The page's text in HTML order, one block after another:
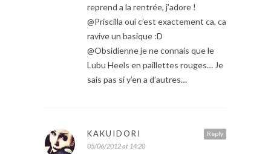
reprend a la rentrée, j’adore !
@Priscilla oui c’est exactement ca, ca
ravive un basique :D
@Obsidienne je ne connais que le
Lubu Heels en paillettes rouges… Je
sais pas si y’en a d’autres…
Reply
KAKUIDORI
05/06/2012 at 14:20